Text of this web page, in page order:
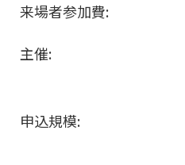
来場者参加費:
主催:
申込規模: